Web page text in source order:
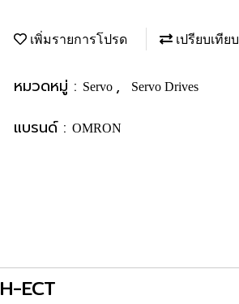
เพิ่มรายการโปรด เปรียบเทียบ
หมวดหมู่ : Servo , Servo Drives
แบรนด์ : OMRON
ECT